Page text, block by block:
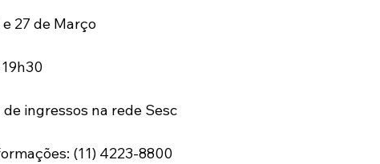
e 27 de Março
ingressos na rede Sesc
(11) 4223-8800